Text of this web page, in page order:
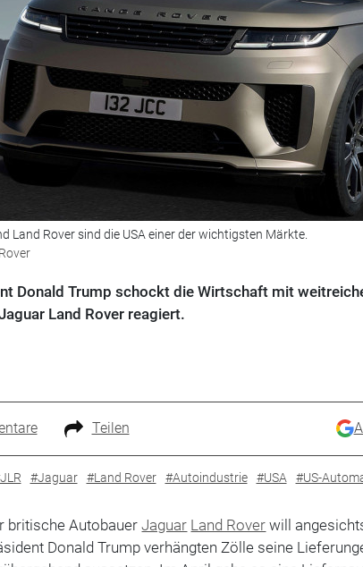
Land Rover sind die USA einer der wichtigsten Märkte.
Donald Trump schockt die Wirtschaft mit
Land Rover reagiert.
Teilen
#Jaguar #Land Rover #Autoindustrie #USA #US-
britische AutobauerJaguar Land Rover will
Donald Trump verhängten Zölle seine